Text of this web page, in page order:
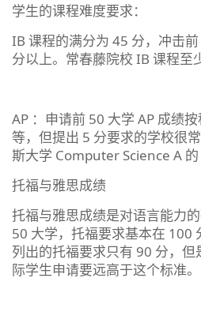
学生的课程难度要求：
IB 课程的满分为 45 分，冲击
分以上。常春藤院校 IB 课程至
AP ：申请前 50 大学 AP 成绩
等，但提出 5 分要求的学校很
斯大学 Computer Science A 的
托福与雅思成绩
托福与雅思成绩是对语言能力
50 大学，托福要求基本在 100
列出的托福要求只有 90 分，
际学生申请要远高于这个标准。